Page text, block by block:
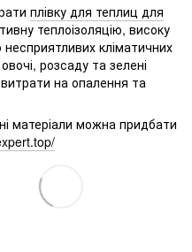
плівку для теплиц для
теплоізоляцію, високу
несприятливих кліматичних
розсаду та зелені
на опалення та
матеріали можна придбати